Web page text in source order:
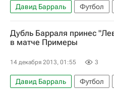
Давид Барраль Футбол
Чемпионат Испании по
Леванте
Дубль Барраля принес
в матче Примеры
14 декабря 2013, 01:55 3
Давид Барраль Футбол